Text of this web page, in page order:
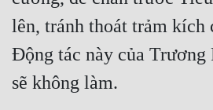
Huyền Huyễn
Huyền Nghi
Huyền Ảo
lên, tránh thoát trảm kích
Động tác này của Trương
sẽ không làm.